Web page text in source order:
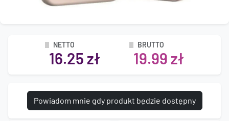
NETTO
16.25 zł
BRUTTO
19.99 zł
Powiadom mnie gdy produkt będzie dostępny